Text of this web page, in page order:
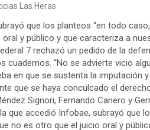
Las Heras
que los planteos “en todo
y público y que caracteriza a
7 rechazó un pedido de la
cuadernos. “No se advierte vicio
en que se sustenta la imputación
que se haya conculcado el
Signori, Fernando Canero y
que accedió Infobae, subrayó que
no es otro que el juicio oral y